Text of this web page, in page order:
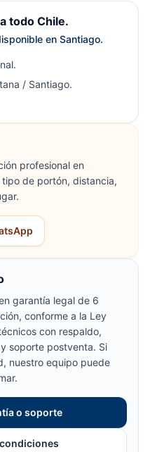
todo Chile.
en Santiago.
/ Santiago.
profesional en
de portón, distancia,
garantía legal de 6
conforme a la Ley
con respaldo,
soporte postventa. Si
nuestro equipo puede
o soporte